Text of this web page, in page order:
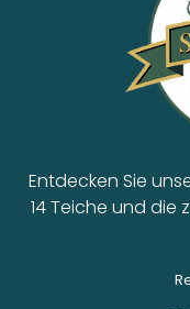
Entdecken Sie
14 Teiche und die